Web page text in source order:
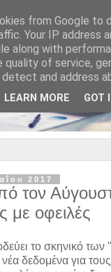
2017
τον
με οφειλές
το σκηνικό των
δεδομένα για τους
from Google to
Your IP address
along with
quality of service,
and address
LEARN MORE GOT